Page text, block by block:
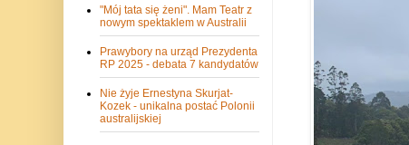
"Mój tata się żeni". Mam Teatr z
nowym spektaklem w Australii
Prawybory na urząd Prezydenta
RP 2025 - debata 7 kandydatów
Nie żyje Ernestyna Skurjat-
Kozek - unikalna postać Polonii
australijskiej